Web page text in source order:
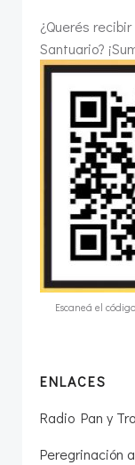
¿Querés
Santuario?
Escaneá el
ENLACES
Radio Pan y
Peregrinación